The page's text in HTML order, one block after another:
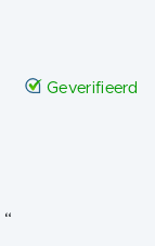
Geverifieerd
“